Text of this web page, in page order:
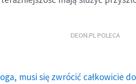
DEON.PL POLECA
musi się zwrócić całkowicie